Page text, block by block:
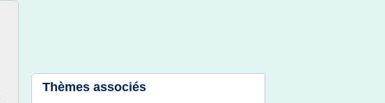
Thèmes associés